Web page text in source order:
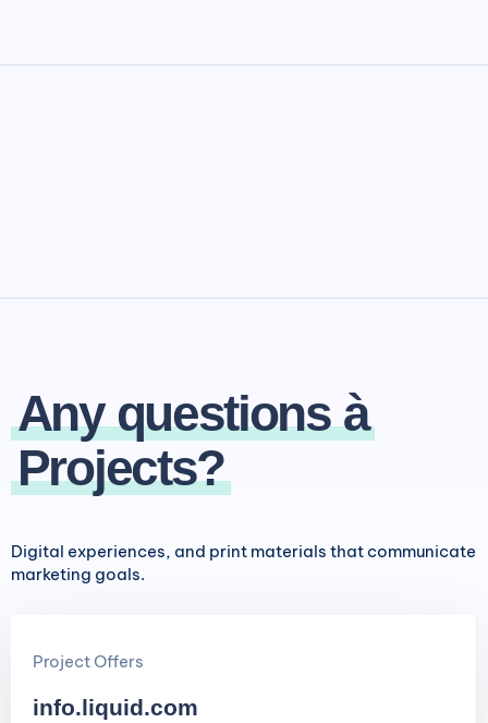
Any questions à
Projects?
Digital experiences, and print materials that communicate
marketing goals.
Project Offers
info.liquid.com